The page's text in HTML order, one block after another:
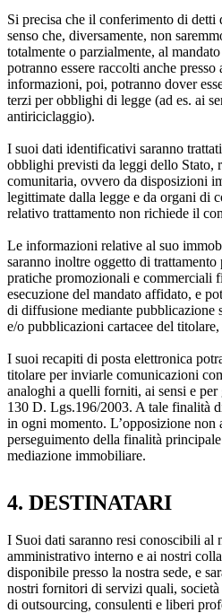
Si precisa che il conferimento di detti
senso che, diversamente, non
totalmente o parzialmente, al
potranno essere raccolti anche
informazioni, poi, potranno dover
terzi per obblighi di legge (ad es. ai
antiriciclaggio).
I suoi dati identificativi saranno
obblighi previsti da leggi dello Stato,
comunitaria, ovvero da disposizioni
legittimate dalla legge e da organi di
relativo trattamento non richiede il
Le informazioni relative al suo
saranno inoltre oggetto di
pratiche promozionali e commerciali
esecuzione del mandato affidato, e
di diffusione mediante pubblicazione
e/o pubblicazioni cartacee del
I suoi recapiti di posta elettronica
titolare per inviarle comunicazioni
analoghi a quelli forniti, ai sensi e
130 D. Lgs.196/2003. A tale finalità
in ogni momento. L’opposizione non
perseguimento della finalità
mediazione immobiliare.
4. DESTINATARI
I Suoi dati saranno resi conoscibili al
amministrativo interno e ai nostri
disponibile presso la nostra sede, e
nostri fornitori di servizi quali,
di outsourcing, consulenti e liberi